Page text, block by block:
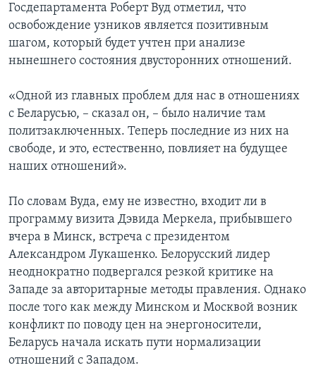
Госдепартамента Роберт Вуд отметил, что
освобождение узников является позитивным
шагом, который будет учтен при анализе
нынешнего состояния двусторонних отношений.
«Одной из главных проблем для нас в отношениях
с Беларусью, – сказал он, – было наличие там
политзаключенных. Теперь последние из них на
свободе, и это, естественно, повлияет на будущее
наших отношений».
По словам Вуда, ему не известно, входит ли в
программу визита Дэвида Меркела, прибывшего
вчера в Минск, встреча с президентом
Александром Лукашенко. Белорусский лидер
неоднократно подвергался резкой критике на
Западе за авторитарные методы правления. Однако
после того как между Минском и Москвой возник
конфликт по поводу цен на энергоносители,
Беларусь начала искать пути нормализации
отношений с Западом.